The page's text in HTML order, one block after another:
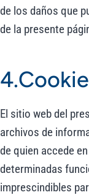
de los daños que
de la presente
El sitio web del
archivos de
de quien accede
determinadas
imprescindibles